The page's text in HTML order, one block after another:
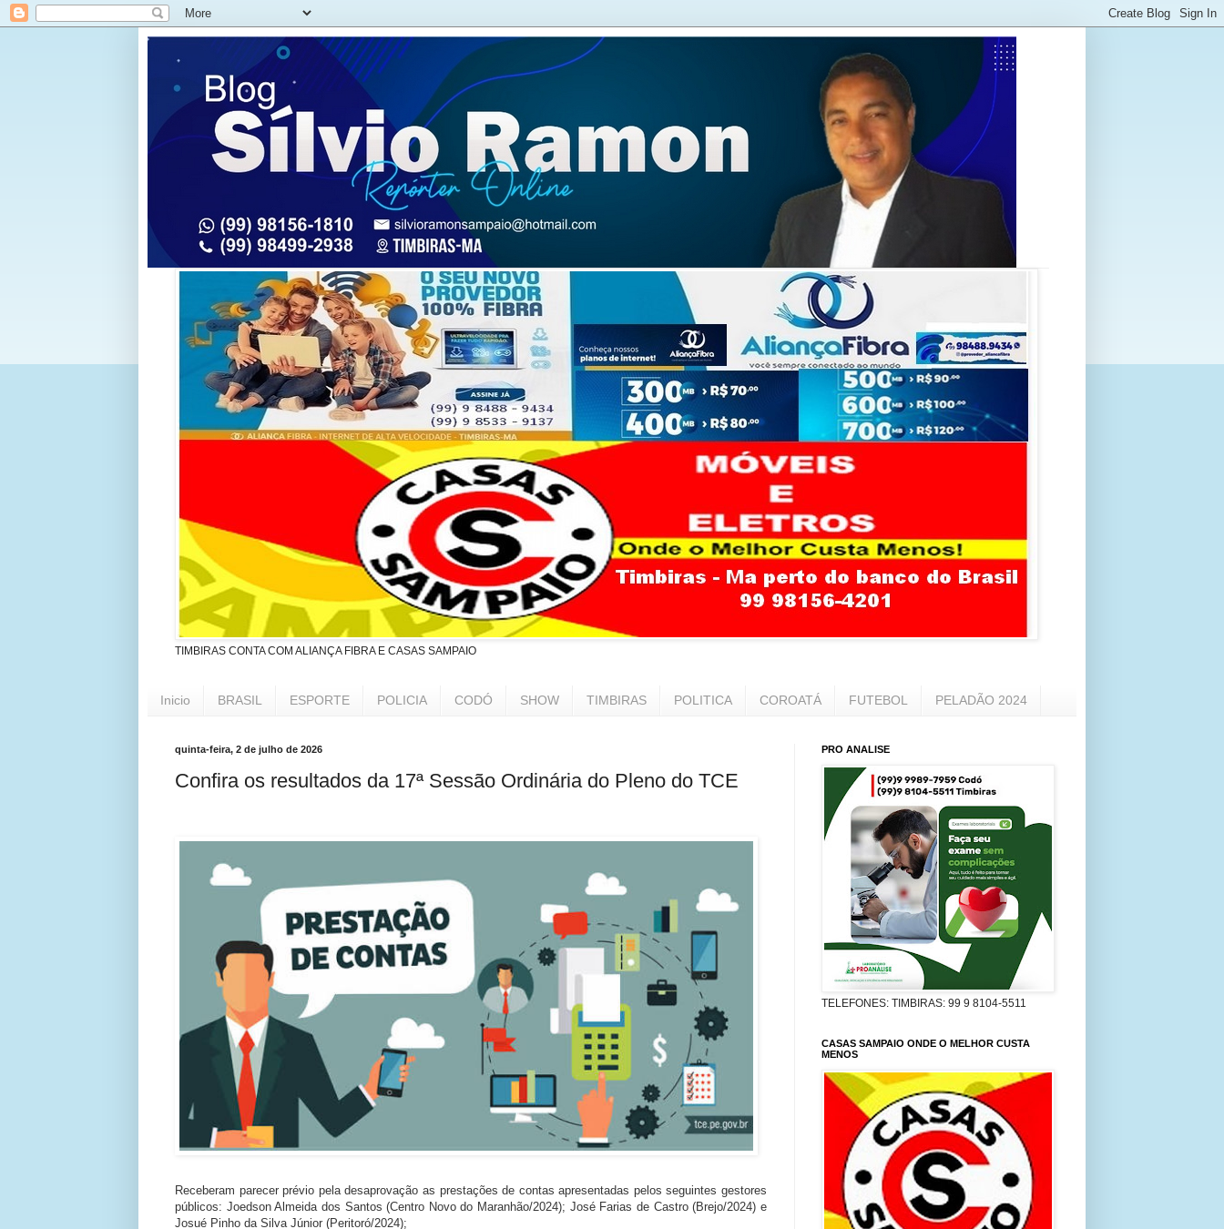
TIMBIRAS CONTA COM ALIANÇA FIBRA E CASAS SAMPAIO
Inicio BRASIL ESPORTE POLICIA CODÓ SHOW TIMBIRAS POLITICA COROATÁ FUTEBOL PELADÃO 2024
quinta-feira, 2 de julho de 2026
Confira os resultados da 17ª Sessão Ordinária do Pleno do TCE
Receberam parecer prévio pela desaprovação as prestações de contas apresentadas pelos seguintes gestores
públicos: Joedson Almeida dos Santos (Centro Novo do Maranhão/2024); José Farias de Castro (Brejo/2024) e
Josué Pinho da Silva Júnior (Peritoró/2024);
PRO ANALISE
TELEFONES: TIMBIRAS: 99 9 8104-5511
CASAS SAMPAIO ONDE O MELHOR CUSTA
MENOS